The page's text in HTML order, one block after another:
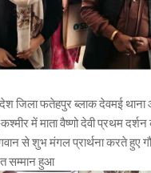
जिला फतेहपुर ब्लाक देवमई थाना
में माता वैष्णो देवी प्रथम दर्शन
से शुभ मंगल प्रार्थना करते हुए
सम्मान हुआ